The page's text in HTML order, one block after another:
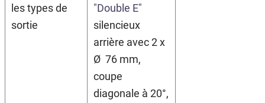
les types de
sortie
"Double E"
silencieux
arrière avec 2 x
Ø 76 mm,
coupe
diagonale à 20°,